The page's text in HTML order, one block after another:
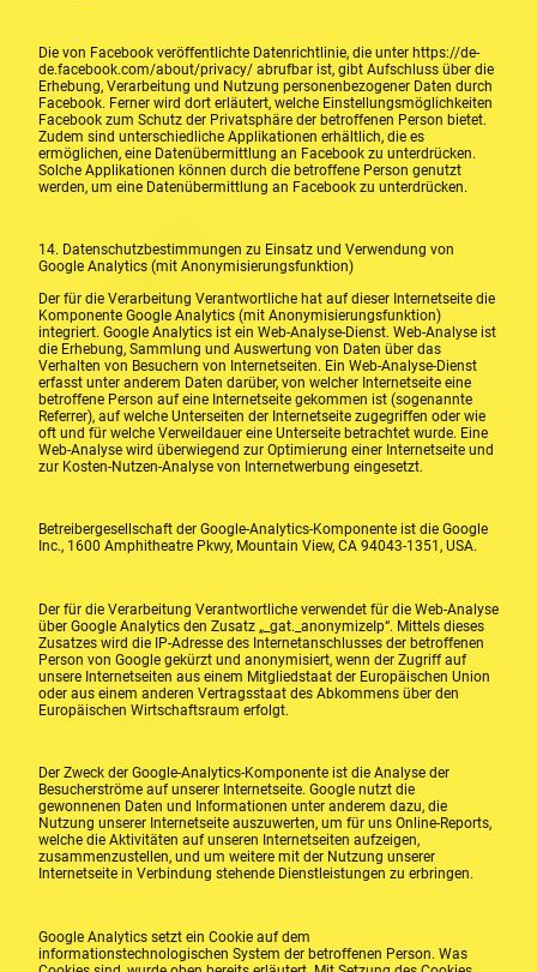
Die von Facebook veröffentlichte Datenrichtlinie, die unter https://de-
de.facebook.com/about/privacy/ abrufbar ist, gibt Aufschluss über die
Erhebung, Verarbeitung und Nutzung personenbezogener Daten durch
Facebook. Ferner wird dort erläutert, welche Einstellungsmöglichkeiten
Facebook zum Schutz der Privatsphäre der betroffenen Person bietet.
Zudem sind unterschiedliche Applikationen erhältlich, die es
ermöglichen, eine Datenübermittlung an Facebook zu unterdrücken.
Solche Applikationen können durch die betroffene Person genutzt
werden, um eine Datenübermittlung an Facebook zu unterdrücken.
14. Datenschutzbestimmungen zu Einsatz und Verwendung von
Google Analytics (mit Anonymisierungsfunktion)
Der für die Verarbeitung Verantwortliche hat auf dieser Internetseite die
Komponente Google Analytics (mit Anonymisierungsfunktion)
integriert. Google Analytics ist ein Web-Analyse-Dienst. Web-Analyse ist
die Erhebung, Sammlung und Auswertung von Daten über das
Verhalten von Besuchern von Internetseiten. Ein Web-Analyse-Dienst
erfasst unter anderem Daten darüber, von welcher Internetseite eine
betroffene Person auf eine Internetseite gekommen ist (sogenannte
Referrer), auf welche Unterseiten der Internetseite zugegriffen oder wie
oft und für welche Verweildauer eine Unterseite betrachtet wurde. Eine
Web-Analyse wird überwiegend zur Optimierung einer Internetseite und
zur Kosten-Nutzen-Analyse von Internetwerbung eingesetzt.
Betreibergesellschaft der Google-Analytics-Komponente ist die Google
Inc., 1600 Amphitheatre Pkwy, Mountain View, CA 94043-1351, USA.
Der für die Verarbeitung Verantwortliche verwendet für die Web-Analyse
über Google Analytics den Zusatz „_gat._anonymizeIp“. Mittels dieses
Zusatzes wird die IP-Adresse des Internetanschlusses der betroffenen
Person von Google gekürzt und anonymisiert, wenn der Zugriff auf
unsere Internetseiten aus einem Mitgliedstaat der Europäischen Union
oder aus einem anderen Vertragsstaat des Abkommens über den
Europäischen Wirtschaftsraum erfolgt.
Der Zweck der Google-Analytics-Komponente ist die Analyse der
Besucherströme auf unserer Internetseite. Google nutzt die
gewonnenen Daten und Informationen unter anderem dazu, die
Nutzung unserer Internetseite auszuwerten, um für uns Online-Reports,
welche die Aktivitäten auf unseren Internetseiten aufzeigen,
zusammenzustellen, und um weitere mit der Nutzung unserer
Internetseite in Verbindung stehende Dienstleistungen zu erbringen.
Google Analytics setzt ein Cookie auf dem
informationstechnologischen System der betroffenen Person. Was